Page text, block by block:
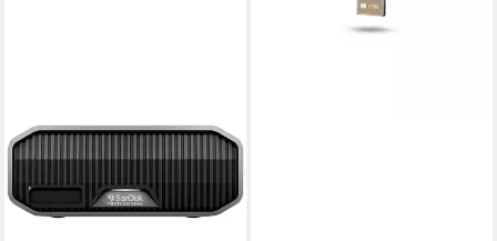
in 3-4 Werktagen bei dir